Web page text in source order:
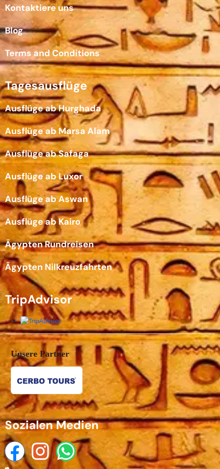
Kontaktiere uns
Blog
Terms and Conditions
Tagesausflüge
Ausflüge ab Hurghada
Ausflüge ab Marsa Alam
Ausflüge ab Safaga
Ausflüge ab Luxor
Ausflüge ab Aswan
Ausflüge ab Kairo
Ägypten Rundreisen
Ägypten Nilkreuzfahrten
TripAdvisor
Unsere Partner
Sozialen Medien